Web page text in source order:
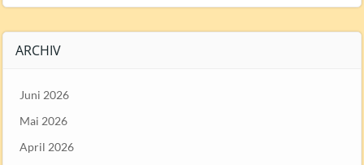
ARCHIV
Juni 2026
Mai 2026
April 2026